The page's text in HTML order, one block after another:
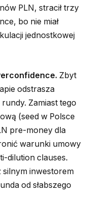
PLN, stracił trzy
bo nie miał
jednostkowej
Zbyt
odstrasza
Zamiast tego
(seed w Polsce
pre-money dla
warunki umowy
dilution clauses.
silnym inwestorem
od słabszego